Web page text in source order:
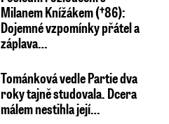
Milanem Knížákem (†86):
Dojemné vzpomínky přátel a
záplava…
Tománková vedle Partie dva
roky tajně studovala. Dcera
málem nestihla její…